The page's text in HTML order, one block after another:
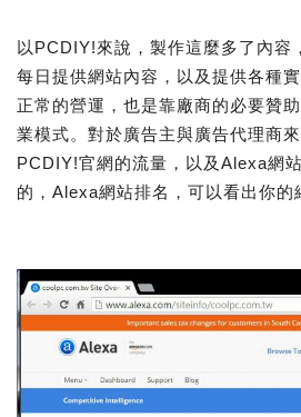
以PCDIY!來說，製作這麼多了內容
每日提供網站內容，以及提供各種
正常的營運，也是靠廠商的必要贊
業模式。對於廣告主與廣告代理商
PCDIY!官網的流量，以及Alexa網
的，Alexa網站排名，可以看出你的